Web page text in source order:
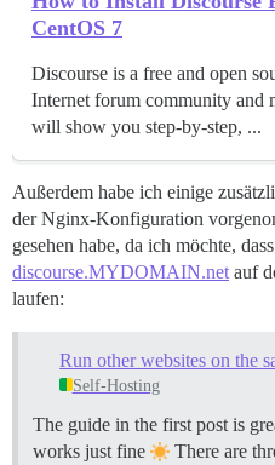
CentOS 7
Discourse is a free and open
Internet forum community and
will show you step-by-step, ...
Außerdem habe ich einige
der Nginx-Konfiguration
gesehen habe, da ich möchte, dass
discourse.MYDOMAIN.net auf
laufen:
Run other websites on the
Self-Hosting
The guide in the first post is
works just fine
There are